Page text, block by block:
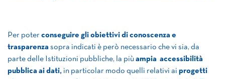
Per poter conseguire gli obiettivi di conoscenza e
trasparenza sopra indicati è però necessario che vi sia, da
parte delle Istituzioni pubbliche, la più ampia accessibilità
pubblica ai dati, in particolar modo quelli relativi ai progetti